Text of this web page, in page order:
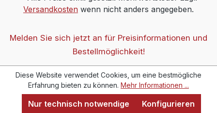
Versandkosten wenn nicht anders angegeben.
Melden Sie sich jetzt an für Preisinformationen und
Bestellmöglichkeit!
Diese Website verwendet Cookies, um eine bestmögliche
Erfahrung bieten zu können. Mehr Informationen ...
Nur technisch notwendige Konfigurieren